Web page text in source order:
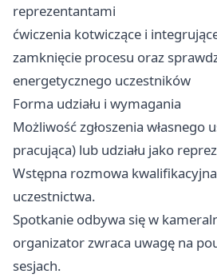
reprezentantami
ćwiczenia kotwiczące i
zamknięcie procesu oraz
energetycznego uczestników
Forma udziału i wymagania
Możliwość zgłoszenia własnego
pracująca) lub udziału jako
Wstępna rozmowa
uczestnictwa.
Spotkanie odbywa się w
organizator zwraca uwagę na
sesjach.